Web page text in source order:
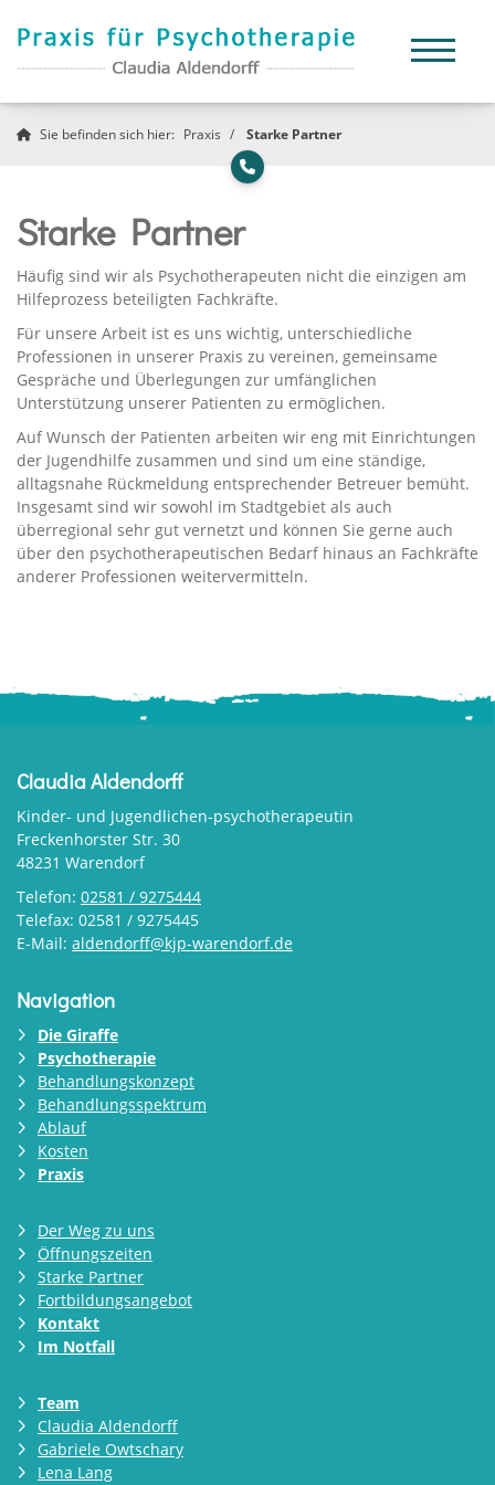
Sie befinden sich hier: Praxis Starke Partner
Starke Partner
Häufig sind wir als Psychotherapeuten nicht die einzigen am
Hilfeprozess beteiligten Fachkräfte.
Für unsere Arbeit ist es uns wichtig, unterschiedliche
Professionen in unserer Praxis zu vereinen, gemeinsame
Gespräche und Überlegungen zur umfänglichen
Unterstützung unserer Patienten zu ermöglichen.
Auf Wunsch der Patienten arbeiten wir eng mit Einrichtungen
der Jugendhilfe zusammen und sind um eine ständige,
alltagsnahe Rückmeldung entsprechender Betreuer bemüht.
Insgesamt sind wir sowohl im Stadtgebiet als auch
überregional sehr gut vernetzt und können Sie gerne auch
über den psychotherapeutischen Bedarf hinaus an Fachkräfte
anderer Professionen weitervermitteln.
Claudia Aldendorff
Kinder- und Jugendlichen-psychotherapeutin
Freckenhorster Str. 30
48231 Warendorf
Telefon: 02581 / 9275444
Telefax: 02581 / 9275445
E-Mail: aldendorff@kjp-warendorf.de
Navigation
Die Giraffe
Psychotherapie
Behandlungskonzept
Behandlungsspektrum
Ablauf
Kosten
Praxis
Der Weg zu uns
Öffnungszeiten
Starke Partner
Fortbildungsangebot
Kontakt
Im Notfall
Team
Claudia Aldendorff
Gabriele Owtschary
Lena Lang